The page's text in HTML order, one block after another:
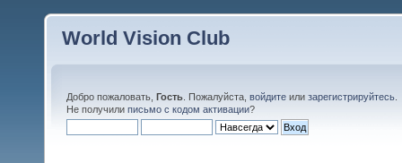
World Vision Club
Добро пожаловать, Гость . Пожалуйста, войдите или зарегистрируйтесь
Не получили письмо с кодом активации?